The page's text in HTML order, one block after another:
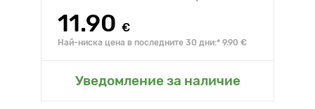
11.90 €
Най-ниска цена в последните 30 дни:* 9.90 €
Уведомление за наличие